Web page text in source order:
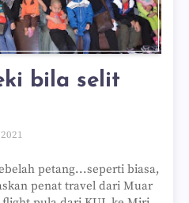
bila selit
petang...seperti biasa,
penat travel dari Muar